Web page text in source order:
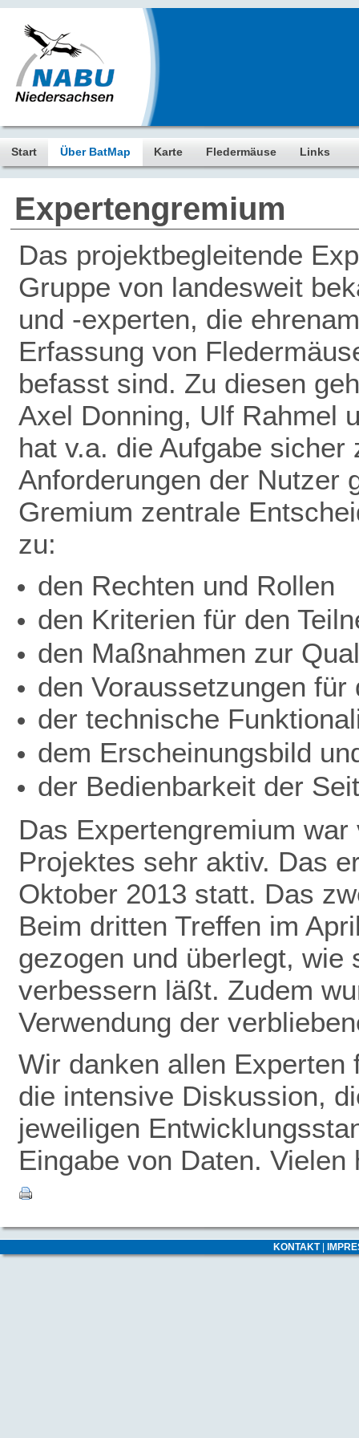
Start Über BatMap Karte Fledermäuse Links
Expertengremium
Das projektbegleitende
Gruppe von landesweit
und -experten, die
Erfassung von
befasst sind. Zu diesen
Axel Donning, Ulf Rahmel
hat v.a. die Aufgabe
Anforderungen der Nutzer
Gremium zentrale
zu:
den Rechten und Rollen
den Kriterien für den
den Maßnahmen zur
den Voraussetzungen
der technische
dem Erscheinungsbild
der Bedienbarkeit der
Das Expertengremium
Projektes sehr aktiv. Das
Oktober 2013 statt. Das
Beim dritten Treffen im
gezogen und überlegt, wie
verbessern läßt. Zudem
Verwendung der
Wir danken allen
die intensive Diskussion,
jeweiligen
Eingabe von Daten.
KONTAKT|